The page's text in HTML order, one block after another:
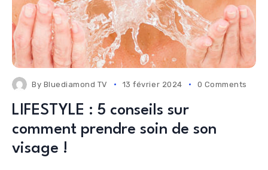
By Bluediamond TV 13 février 2024 0 Comments
LIFESTYLE : 5 conseils sur
comment prendre soin de son
visage !